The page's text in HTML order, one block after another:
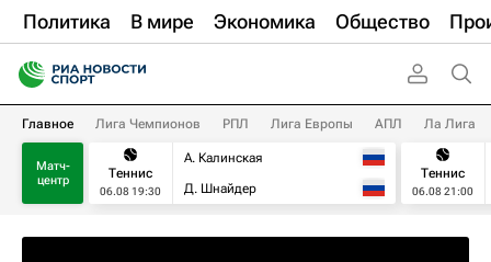
Политика В мире Экономика Общество
Главное Лига Чемпионов РПЛ Лига Европы АПЛ Ла Лига
Матч-
центр
Теннис
06.08 19:30
А. Калинская
Д. Шнайдер
Теннис
06.08 21:00